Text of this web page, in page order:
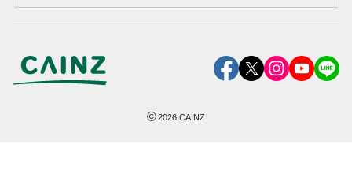
©2026 CAINZ